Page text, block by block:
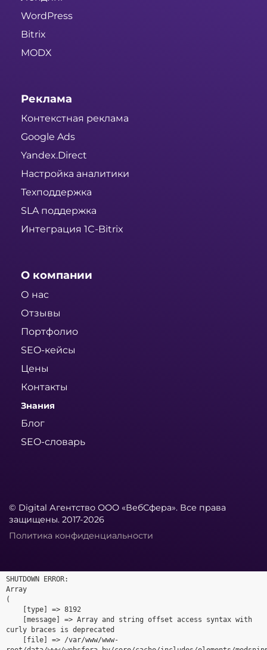
WordPress
Bitrix
MODX
Реклама
Контекстная реклама
Google Ads
Yandex.Direct
Настройка аналитики
Техподдержка
SLA поддержка
Интеграция 1C-Bitrix
О компании
О нас
Отзывы
Портфолио
SEO-кейсы
Цены
Контакты
Знания
Блог
SEO-словарь
© Digital Агентство ООО «ВебСфера». Все права
защищены. 2017-2026
Политика конфиденциальности
SHUTDOWN ERROR:
Array
(
curly braces is deprecated